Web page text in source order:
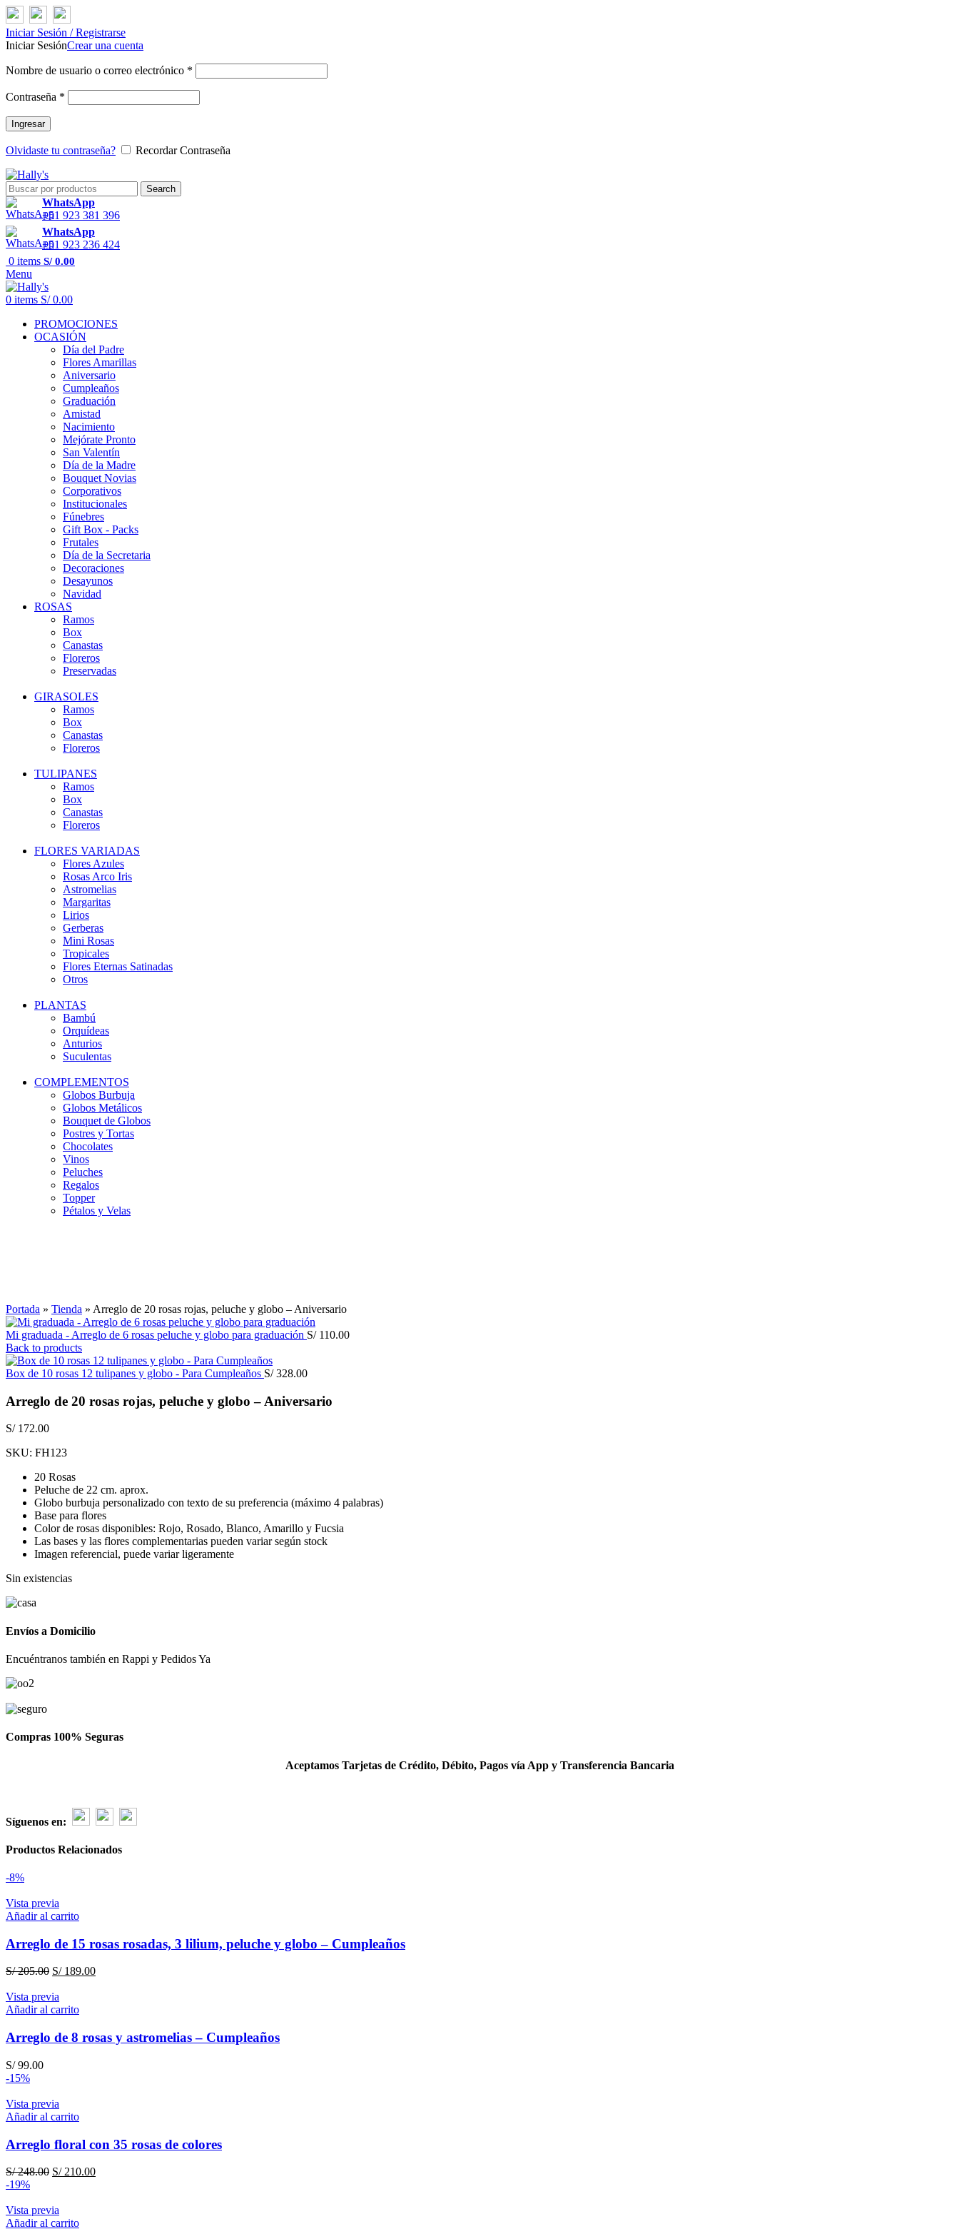
Iniciar Sesión / Registrarse
Iniciar SesiónCrear una cuenta
Nombre de usuario o correo electrónico *
Contraseña *
Ingresar
Olvidaste tu contraseña? Recordar Contraseña
Search
WhatsApp
+51 923 381 396
WhatsApp
+51 923 236 424
0 items S/0.00
Menu
0 items S/0.00
PROMOCIONES
OCASIÓN
Día del Padre
Flores Amarillas
Aniversario
Cumpleaños
Graduación
Amistad
Nacimiento
Mejórate Pronto
San Valentín
Día de la Madre
Bouquet Novias
Corporativos
Institucionales
Fúnebres
Gift Box - Packs
Frutales
Día de la Secretaria
Decoraciones
Desayunos
Navidad
ROSAS
Ramos
Box
Canastas
Floreros
Preservadas
GIRASOLES
Ramos
Box
Canastas
Floreros
TULIPANES
Ramos
Box
Canastas
Floreros
FLORES VARIADAS
Flores Azules
Rosas Arco Iris
Astromelias
Margaritas
Lirios
Gerberas
Mini Rosas
Tropicales
Flores Eternas Satinadas
Otros
PLANTAS
Bambú
Orquídeas
Anturios
Suculentas
COMPLEMENTOS
Globos Burbuja
Globos Metálicos
Bouquet de Globos
Postres y Tortas
Chocolates
Vinos
Peluches
Regalos
Topper
Pétalos y Velas
Portada » Tienda » Arreglo de 20 rosas rojas, peluche y globo – Aniversario
Mi graduada - Arreglo de 6 rosas peluche y globo para graduación S/110.00
Back to products
Box de 10 rosas 12 tulipanes y globo - Para Cumpleaños S/328.00
Arreglo de 20 rosas rojas, peluche y globo – Aniversario
S/172.00
SKU: FH123
20 Rosas
Peluche de 22 cm. aprox.
Globo burbuja personalizado con texto de su preferencia (máximo 4 palabras)
Base para flores
Color de rosas disponibles: Rojo, Rosado, Blanco, Amarillo y Fucsia
Las bases y las flores complementarias pueden variar según stock
Imagen referencial, puede variar ligeramente
Sin existencias
Envíos a Domicilio
Encuéntranos también en Rappi y Pedidos Ya
Compras 100% Seguras
Aceptamos Tarjetas de Crédito, Débito, Pagos vía App y Transferencia Bancaria
Síguenos en:
Productos Relacionados
-8%
Vista previa
Añadir al carrito
Arreglo de 15 rosas rosadas, 3 lilium, peluche y globo – Cumpleaños
S/205.00 El
original
era:
S/189.00El
Vista previa
Añadir al carrito
Arreglo de 8 rosas y astromelias – Cumpleaños
S/99.00
-15%
Vista previa
Añadir al carrito
Arreglo floral con 35 rosas de colores
S/248.00 El
era:
S/ 248.00.
S/210.00El
-19%
Vista previa
Añadir al carrito